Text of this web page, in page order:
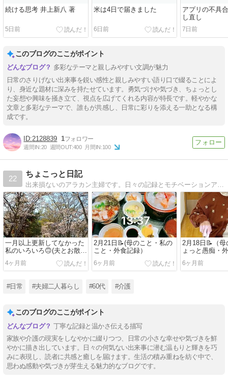
続ける思考 井上新八 著
5日前
米は4日で届きました
6日前
アプリの不具
し直し
7日前
このブログのここがポイント
多彩なテーマと親しみやすい文調が魅力
日常のさりげない出来事を鋭い感性と親しみやすい語り口で綴ることによ
り、身近な題材に深みを持たせています。勇気づけや気づき、ちょっとし
た妄想や興味を掻き立て、視点を広げてくれる内容が特長です。軽やかな
文章と多彩なテーマで、誰もが共感し、日常に彩りを添える一助となる構
成です。
2128839 1
週間IN:20 週間OUT:400 月間IN:100
22
ちょこっと日記
出来損ないのアラカン主婦です。日々の記録とモチベーションアップのための、ゆるいゆるいブログです。
一月以上更新してなかった
私のいろいろ🙃(夫とお散歩
4ヶ月前
2月21日📝(母のこと・私の
こと・外食記録）
6ヶ月前
2月18日📝（母
ょっと愚痴・
6ヶ月前
#日常 #夫婦二人暮らし #60代 #介護
このブログのここがポイント
丁寧な記録と温かさ伝える描写
家族や介護の現実をしなやかに綴りつつ、日常の小さな幸せや気づきを鮮
やかに描き出しています。日々の何気ない出来事に潜む温もりと輝きを巧
みに表現し、読者に共感と癒しを届けます。生活の積み重ねを紡ぐ中で、
思わぬ感動や気づきが芽生える魅力的なブログです。